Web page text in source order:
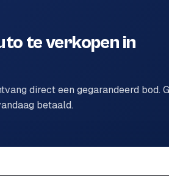
te verkopen in
direct een gegarandeerd bod.
betaald.